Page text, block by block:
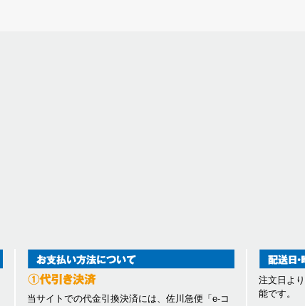
当サイトでの代金引換決済には、佐川急便「e-コ
注文日よ
能です。